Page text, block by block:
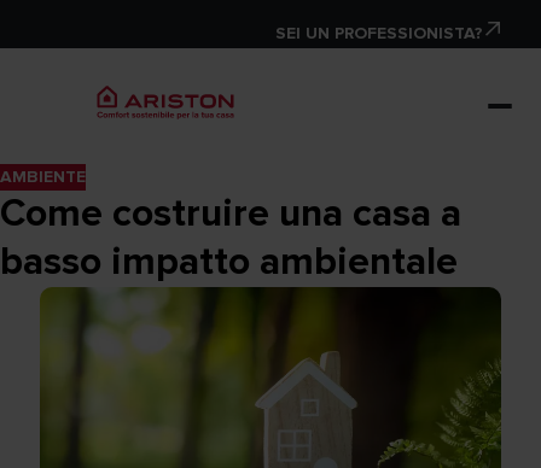
SEI UN PROFESSIONISTA?
AMBIENTE
Come costruire una casa a
basso impatto ambientale